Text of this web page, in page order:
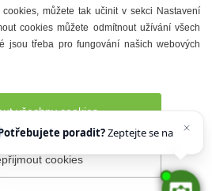
muzeum a galerie
meníčka
Správce webu
můžete tak učinit v sekci Nastavení
cookies můžete odmítnout užívání všech
jsou třeba pro fungování našich webových
všechny cookies
cookies
poradit?Zeptejte se našeho asiste